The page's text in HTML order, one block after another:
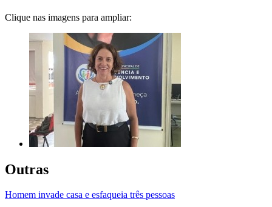
Clique nas imagens para ampliar:
Outras
Homem invade casa e esfaqueia três pessoas